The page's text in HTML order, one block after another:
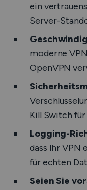
ein
Server-
moderne
OpenVPN
Kill Switch
Logging-
dass Ihr VPN
für echten
Seien Sie